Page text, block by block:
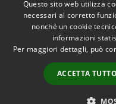
RSS
Accessibilità
Questo sito web utilizza
necessari al corretto
nonché un cookie
informazioni
Per maggiori dettagli, può
ACCETTA TUTTO